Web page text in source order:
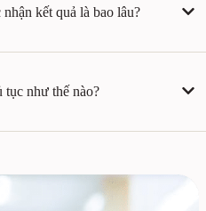
kết quả là bao lâu?
như thế nào?